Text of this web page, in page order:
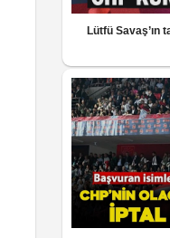
Lütfü Savaş’ın